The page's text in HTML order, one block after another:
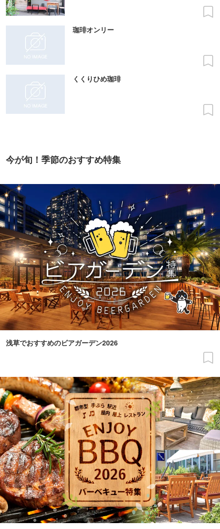
珈琲オンリー
くくりひめ珈琲
今が旬！季節のおすすめ特集
浅草でおすすめのビアガーデン2026